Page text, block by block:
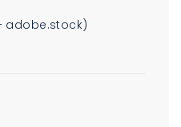
adobe.stock)